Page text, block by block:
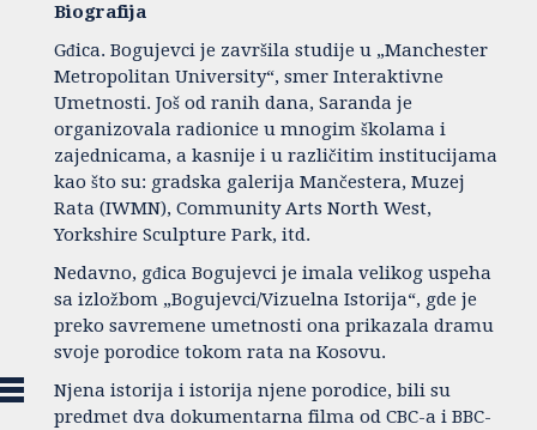
Biografija
Gđica. Bogujevci je završila studije u „Manchester
Metropolitan University“, smer Interaktivne
Umetnosti. Još od ranih dana, Saranda je
organizovala radionice u mnogim školama i
zajednicama, a kasnije i u različitim institucijama
kao što su: gradska galerija Mančestera, Muzej
Rata (IWMN), Community Arts North West,
Yorkshire Sculpture Park, itd.
Nedavno, gđica Bogujevci je imala velikog uspeha
sa izložbom „Bogujevci/Vizuelna Istorija“, gde je
preko savremene umetnosti ona prikazala dramu
svoje porodice tokom rata na Kosovu.
Njena istorija i istorija njene porodice, bili su
predmet dva dokumentarna filma od CBC-a i BBC-